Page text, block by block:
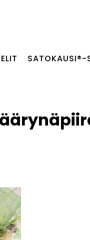
SATOKAUSI®-